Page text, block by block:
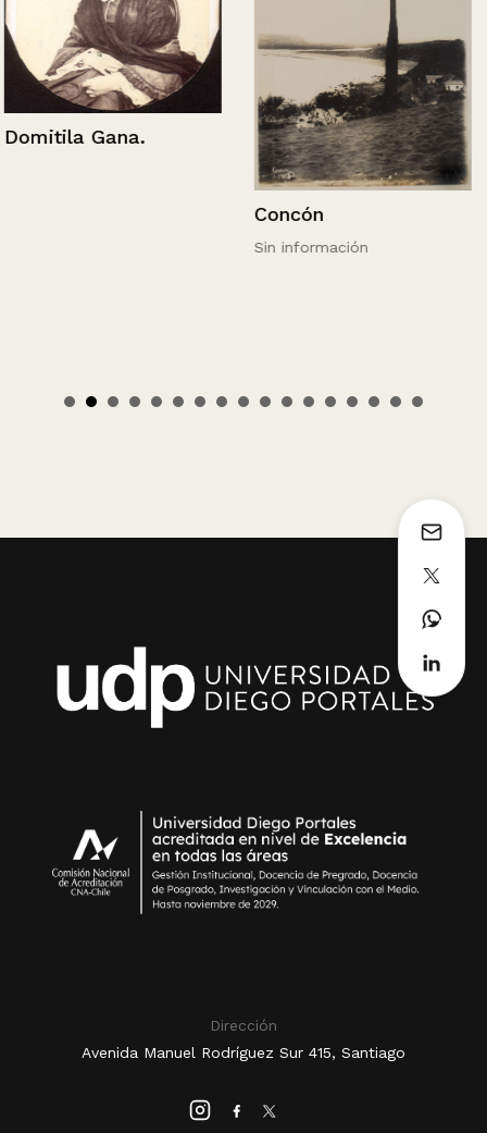
Domitila Gana.
Concón
Sin información
Dirección
Avenida Manuel Rodríguez Sur 415, Santiago